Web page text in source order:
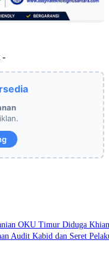
-
OKU Timur Diduga
Audit Kabid dan Seret